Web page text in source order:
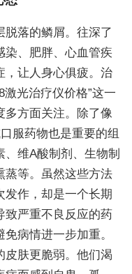
脱落的鳞屑。往深了
染、肥胖、心血管疾
，让人身心俱疲。治
光治疗仪价格”这一
多方面关注。除了像
服药物也是重要的组
维A酸制剂、生物制
蒸等。虽然这些方法
发作，却是一个长期
致严重不良反应的药
病情进一步加重。
皮肤更脆弱。他们渴